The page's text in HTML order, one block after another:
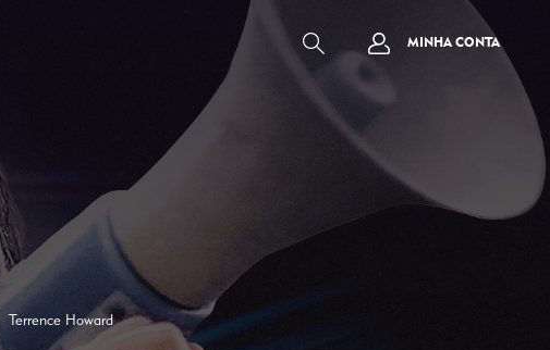
MINHA CONTA
Terrence Howard